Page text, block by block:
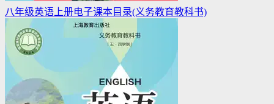
八年级英语上册电子课本目录(义务教育教科书)